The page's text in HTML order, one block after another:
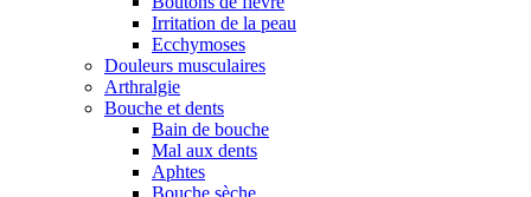
Irritation de la peau
Ecchymoses
Douleurs musculaires
Arthralgie
Bouche et dents
Bain de bouche
Mal aux dents
Aphtes
Bouche sèche